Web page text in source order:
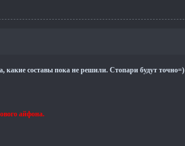
какие составы пока не решили. Стопари будут точно=)
айфона.